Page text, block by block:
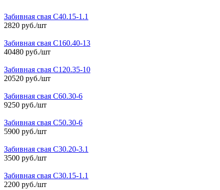
Забивная свая С40.15-1.1
2820 руб./шт
Забивная свая С160.40-13
40480 руб./шт
Забивная свая С120.35-10
20520 руб./шт
Забивная свая С60.30-6
9250 руб./шт
Забивная свая С50.30-6
5900 руб./шт
Забивная свая С30.20-3.1
3500 руб./шт
Забивная свая С30.15-1.1
2200 руб./шт